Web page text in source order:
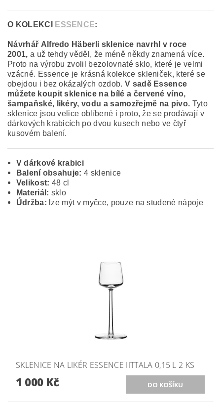
O KOLEKCI ESSENCE:
Návrhář Alfredo Häberli sklenice navrhl v roce
2001, a už tehdy věděl, že méně někdy znamená více.
Proto na výrobu zvolil bezolovnaté sklo, které je velmi
vzácné. Essence je krásná kolekce skleniček, které se
obejdou i bez okázalých ozdob. V sadě Essence
můžete koupit sklenice na bílé a červené víno,
šampaňské, likéry, vodu a samozřejmě na pivo. Tyto
sklenice jsou velice oblíbené i proto, že se prodávají v
dárkových krabicích po dvou kusech nebo ve čtyř
kusovém balení.
V dárkové krabici
Balení obsahuje: 4 sklenice
Velikost: 48 cl
Materiál: sklo
Údržba: lze mýt v myčce, pouze na studené nápoje
SKLENICE NA LIKÉR ESSENCE IITTALA 0,15 L 2 KS
1 000 Kč